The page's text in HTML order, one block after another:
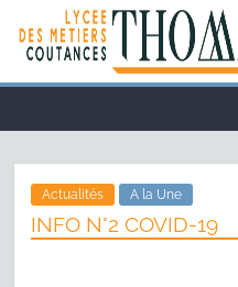
Actualités A la Une
INFO N°2 COVID-19
Cookies management panel